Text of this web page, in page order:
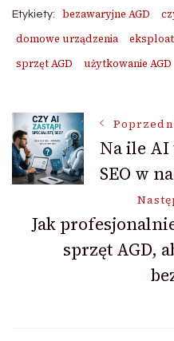
Etykiety: bezawaryjne AGD
domowe urządzenia
sprzęt AGD
użytkowanie AGD
Nawigacja
wpisu
Na ile AI
SEO w
Jak
sprzęt AGD,